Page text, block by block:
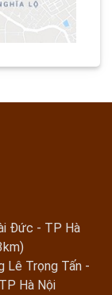
Đức - TP Hà
Lê Trọng Tấn -
Hà Nội